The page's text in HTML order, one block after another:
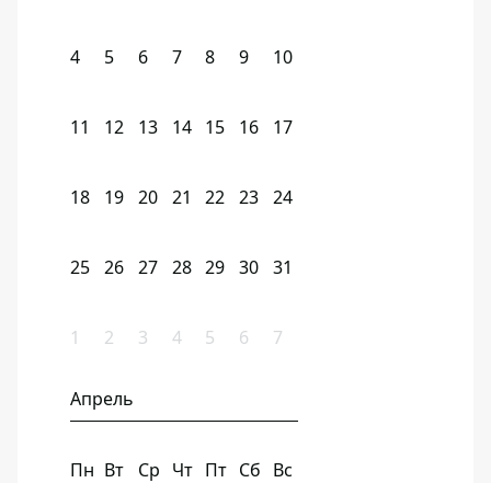
4 5 6 7 8 9 10
11 12 13 14 15 16 17
18 19 20 21 22 23 24
25 26 27 28 29 30 31
1 2 3 4 5 6 7
Апрель
Пн Вт Ср Чт Пт Сб Вс